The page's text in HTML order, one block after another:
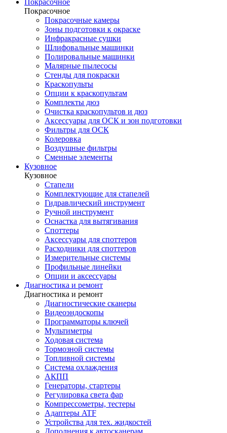
Покрасочное
Покрасочное
Покрасочные камеры
Зоны подготовки к окраске
Инфракрасные сушки
Шлифовальные машинки
Полировальные машинки
Малярные пылесосы
Стенды для покраски
Краскопульты
Опции к краскопультам
Комплекты дюз
Очистка краскопультов и дюз
Аксессуары для ОСК и зон подготовки
Фильтры для ОСК
Колеровка
Воздушные фильтры
Сменные элементы
Кузовное
Кузовное
Стапели
Комплектующие для стапелей
Гидравлический инструмент
Ручной инструмент
Оснастка для вытягивания
Споттеры
Аксессуары для споттеров
Расходники для споттеров
Измерительные системы
Профильные линейки
Опции и аксессуары
Диагностика и ремонт
Диагностика и ремонт
Диагностические сканеры
Видеоэндоскопы
Программаторы ключей
Мультиметры
Ходовая система
Тормозной системы
Топливной системы
Система охлаждения
АКПП
Генераторы, стартеры
Регулировка света фар
Компрессометры, тестеры
Адаптеры ATF
Устройства для тех. жидкостей
Дополнения к автосканерам